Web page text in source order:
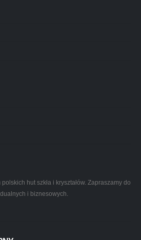
hut szkła i kryształów. Zapraszamy do
i biznesowych.